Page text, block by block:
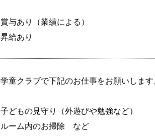
賞与あり（業績による）
昇給あり
学童クラブで下記のお仕事をお願いします
子どもの見守り（外遊びや勉強など）
ルーム内のお掃除　など